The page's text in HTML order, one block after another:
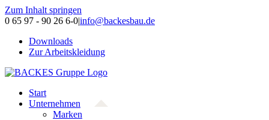
Zum Inhalt springen
0 65 97 - 90 26 6-0|info@backesbau.de
Downloads
Zur Arbeitskleidung
Start
Unternehmen
Marken